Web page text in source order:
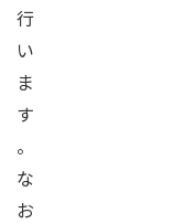
行
い
ま
す
。
な
お